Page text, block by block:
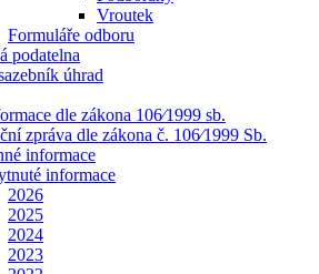
Vroutek
Formuláře odboru
podatelna
úhrad
dle zákona 106⁄1999 sb.
zpráva dle zákona č. 106⁄1999 Sb.
informace
informace
2026
2025
2024
2023